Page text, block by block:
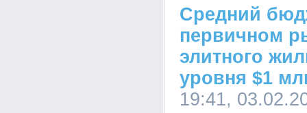
Средний
первичном
элитного
уровня $1
19:41,